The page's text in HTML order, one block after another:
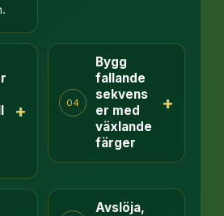
+ 04
Bygg
fallande
sekvens
er med
växlande
färger
+
Avslöja,